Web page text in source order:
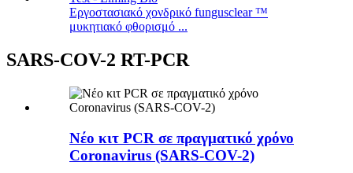
Εργοστασιακό χονδρικό fungusclear ™
μυκητιακό φθορισμό ...
SARS-COV-2 RT-PCR
Νέο κιτ PCR σε πραγματικό χρόνο
Coronavirus (SARS-COV-2)